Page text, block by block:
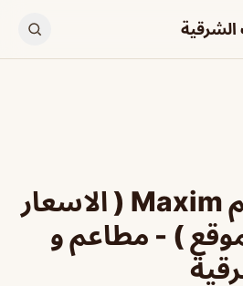
مطعم مكسيم Maxim ( الاسعار
) - مطاعم و